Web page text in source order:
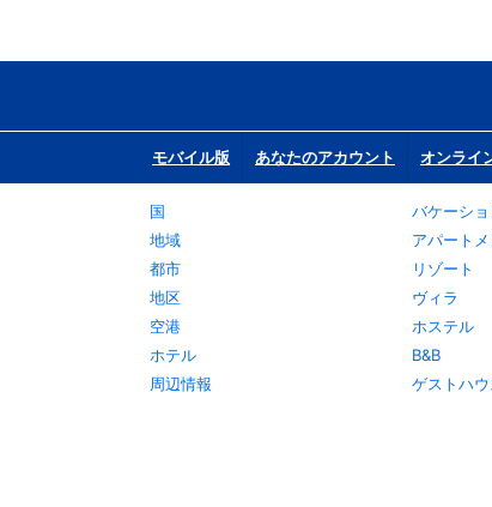
モバイル版 あなたのアカウント オンライ
国
地域
都市
地区
空港
ホテル
周辺情報
バケーシ
アパートメ
リゾート
ヴィラ
ホステル
B&B
ゲストハウ